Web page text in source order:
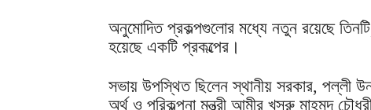
অনুমোদিত প্রকল্পগুলোর মধ্যে নতুন রয়েছে
হয়েছে একটি প্রকল্পের।
সভায় উপস্থিত ছিলেন স্থানীয় সরকার, পল্লী
অর্থ ও পরিকল্পনা মন্ত্রী আমীর খসরু মাহমুদ